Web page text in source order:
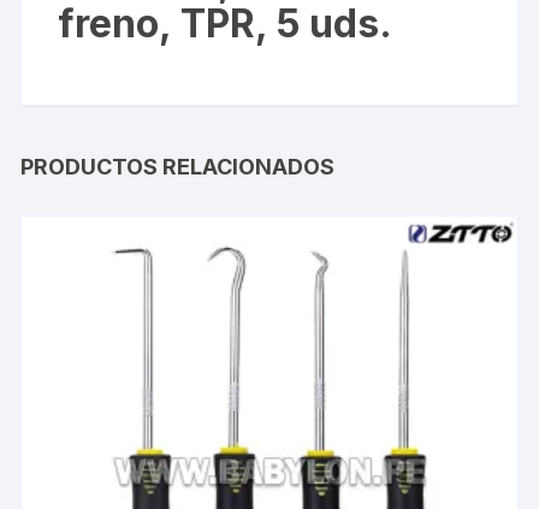
freno, TPR, 5 uds.
PRODUCTOS RELACIONADOS